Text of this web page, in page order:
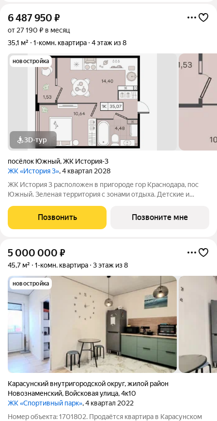
6 487 950 ₽
от 27 190 ₽ в месяц
35,1 м²
1-комн. квартира 4 этаж из 8
новостройка
3D-тур
посёлок Южный,ЖК История-3
ЖК «История 3», 4 квартал 2028
ЖК История 3 расположен в пригороде гор Краснодара, пос
Южный. Зеленая территория с зонами отдыха. Детские и
Позвонить Позвоните мне
5 000 000 ₽
45,7 м² 1-комн. квартира 3 этаж из 8
новостройка
Карасунский внутригородской округ,жилой район
Новознаменский, Войсковая улица,4к10
ЖК «Спортивный парк», 4 квартал 2022
Номер объекта: 1701802. Продаётся квартира в Карасунском